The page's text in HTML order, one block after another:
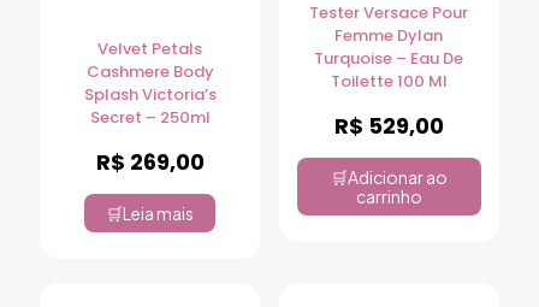
Velvet Petals
Cashmere Body
Splash Victoria’s
Secret – 250ml
R$ 269,00
Leia mais
Tester Versace Pour
Femme Dylan
Turquoise – Eau De
Toilette 100 Ml
R$ 529,00
Adicionar ao
carrinho